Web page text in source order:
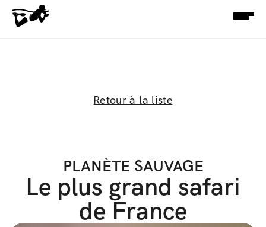
Retour à la liste
PLANÈTE SAUVAGE
Le plus grand safari
de France